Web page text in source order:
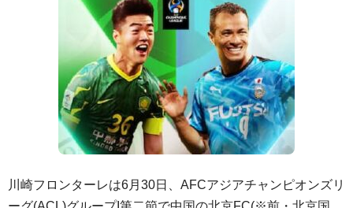
川崎フロンターレは6月30日、AFCアジアチャンピオンズリ